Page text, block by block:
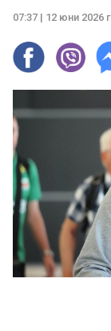
07:37 | 12 юни 2026